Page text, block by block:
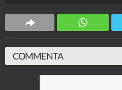
Stile e trend
1.515.055.228 1.957 video
COMMENTA